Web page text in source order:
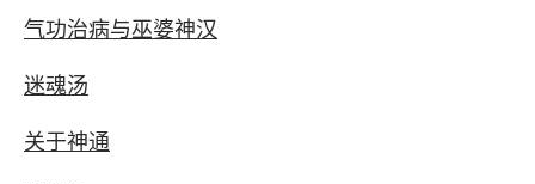
气功治病与巫婆神汉
迷魂汤
关于神通